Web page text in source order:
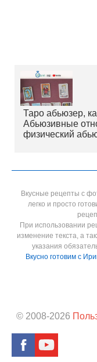
Таро абьюзер,
Абьюзивные
физический
Вкусные рецепты с
легко и просто
При использовании
изменение текста, а
указания
Вкусно готовим с
© 2008-2026